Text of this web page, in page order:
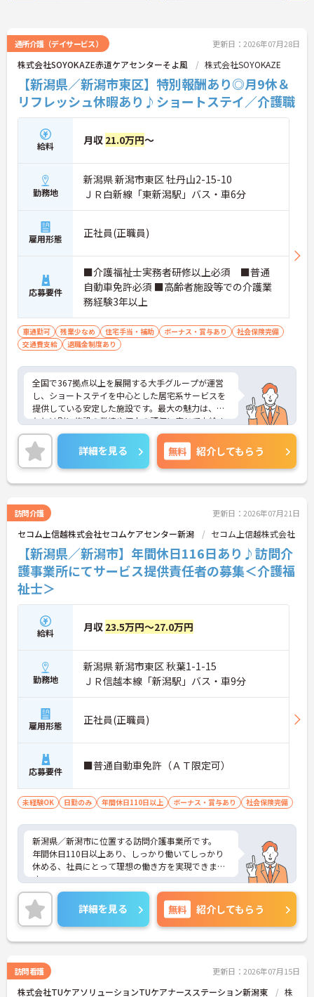
できます】
・入社時研修やサービス別研修など多彩な研修があ
るため、着実に知識と技術を深められます
・OJT研修を通じて現場での実践的なサポートを受
けられるので、安心して業務をスタートできます
【リフレッシュ休暇を活用して無理なく長く働ける
環境です】
・有給休暇とは別に年間17日間のリフレッシュ休暇
・平日の休暇取得もしやすい体制により、ご自身の
時間やご家族との時間を大切にしながら働き続けら
【特別報酬制度で日々の頑張りが評価につながりま
す】
・業績や評価に応じた特別報酬制度が設けられてい
るため、日々の努力が還元されるやりがいを感じら
れます
【自分らしいスタイルでいきいきと活躍できる環境
です】
・髪色や髪型、ネイルなどが原則自由となっている
ため、個性を大切にしながら働くことができます
で、無理なくご自身らしく働き続けることが期待で
きます
【全国展開の安定基盤と日勤のみの環境で長期的な
キャリアを描けます】
・全国367拠点以上を展開する大手グループの運営
により、安定した環境で長く働き続けることができ
ます
・日勤のみの勤務で転勤の心配もないため、地元で
ご家庭と両立しながら長期的な視点でキャリアを築
通所介護（デイサービス） 更新日：2026年07月28日
株式会社SOYOKAZE赤道ケアセンターそよ風 株式会社SOYOKAZE
【新潟県／新潟市東区】特別報酬あり◎月9休＆
リフレッシュ休暇あり♪ショートステイ／介護職
給料 月収 21.0万円～
勤務地
新潟県 新潟市東区 牡丹山2-15-10
ＪＲ白新線「東新潟駅」バス・車6分
雇用形態 正社員(正職員)
応募要件
■介護福祉士実務者研修以上必須 ■普通
自動車免許必須 ■高齢者施設等での介護業
務経験3年以上
車通勤可 残業少なめ 住宅手当・補助 ボーナス・賞与あり
社会保険完備
交通費支給
退職金制度あり
全国で367拠点以上を展開する大手グループが運営
し、ショートステイを中心とした居宅系サービスを
提供している安定した施設です。最大の魅力は、賞
与とは別に施設の業績や個人の評価に応じて支給さ
れる独自の特別報酬制度です。日々の頑張りやチー
ムへの貢献が直接収入に反映される非常にやりがい
のある環境が整っています。また、毎朝の情報共有
ミーティングを通じてスタッフ同士の連携が強化さ
れており、平均勤続年数7.2年という高い定着率を実
間内に研修を受講できるなど教育体制も充実してい
るため、介護職からケアマネジャーや管理職への着
実なステップアップが期待できます。定年65歳・再
雇用70歳までの継続雇用制度も完備されており、ご
自身らしさを大切にしながら大手ならではの安定基
盤のもとで末永くご活躍いただけます。
★おすすめPOINT★
・施設の業績や個人の評価に応じて賞与とは別に支
給される特別報酬制度があり、日々の頑張りが直接
収入として還元されます。
・業務への取り組みやチームへの貢献度が公正に評
価される仕組みにより、高いモチベーションを維持
して働ける環境です。
【毎朝のミーティングで情報共有を徹底し、職種の
垣根を超えて協力し合える環境です】
できる体制が構築されています。
・困った時もすぐに相談してフォローし合える風通
しの良い職場となっており、平均勤続年数7.2年とい
う高い定着率につながっています。
【勤務時間内に受講できる資格取得支援制度によ
り、確実なキャリアアップが目指せます】
・介護職から生活相談員やケアマネジャー、施設長
へと進む多彩なキャリアパスが用意されており、長
期的な目標を持って成長できます。
できる場合が多く、プライベートの負担を抑えなが
ら着実に専門性を高められます。
【リフレッシュ休暇17日や自由な身だしなみ規定
・年間107日の休日に加えて年間17日のリフレッシ
ュ休暇が支給されるため、しっかりと休息を取りな
がらオンオフのメリハリをつけて働けます。
詳細を見る 無料 紹介してもらう
訪問介護 更新日：2026年07月21日
セコム上信越株式会社セコムケアセンター新潟 セコム上信越株式会社
【新潟県／新潟市】年間休日116日あり♪訪問介
護事業所にてサービス提供責任者の募集＜介護福
祉士＞
給料 月収 23.5万円～27.0万円
勤務地
新潟県 新潟市東区 秋葉1-1-15
ＪＲ信越本線「新潟駅」バス・車9分
雇用形態 正社員(正職員)
応募要件 ■普通自動車免許（ＡＴ限定可）
未経験OK 日勤のみ 年間休日110日以上 ボーナス・賞与あり 社会保険完備
新潟県／新潟市に位置する訪問介護事業所です。
年間休日110日以上あり、しっかり働いてしっかり
休める、社員にとって理想の働き方を実現できま
す。
お持ちの資格や経験を活かして、転職後即戦力とし
て活躍できる環境があります。
ご興味をお持ちの方はお気軽にお問い合わせくださ
い。
詳細を見る 無料 紹介してもらう
訪問看護 更新日：2026年07月15日
株式会社TUケアソリューションTUケアナースステーション新潟東
株